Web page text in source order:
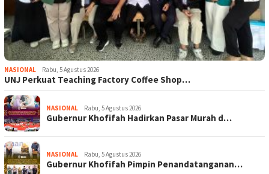
NASIONAL Rabu, 5 Agustus 2026
UNJ Perkuat Teaching Factory Coffee Shop…
NASIONAL Rabu, 5 Agustus 2026
Gubernur Khofifah Hadirkan Pasar Murah d…
NASIONAL Rabu, 5 Agustus 2026
Gubernur Khofifah Pimpin Penandatanganan…